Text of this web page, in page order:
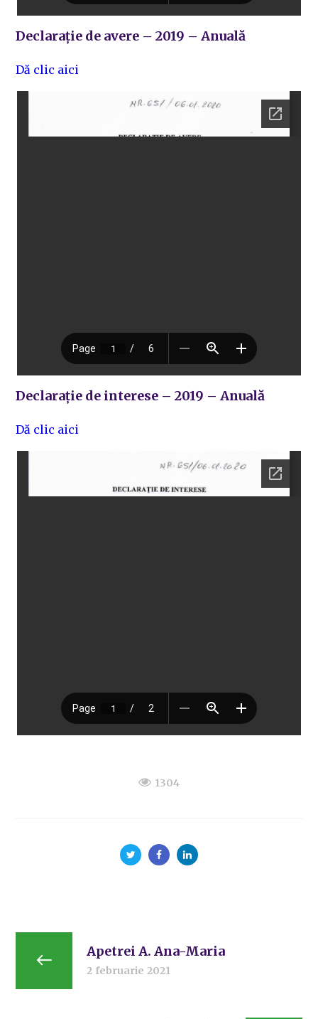
Declarație de avere – 2019 – Anuală
Dă clic aici
Declarație de interese – 2019 – Anuală
Dă clic aici
1304
Apetrei A. Ana-Maria
2 februarie 2021